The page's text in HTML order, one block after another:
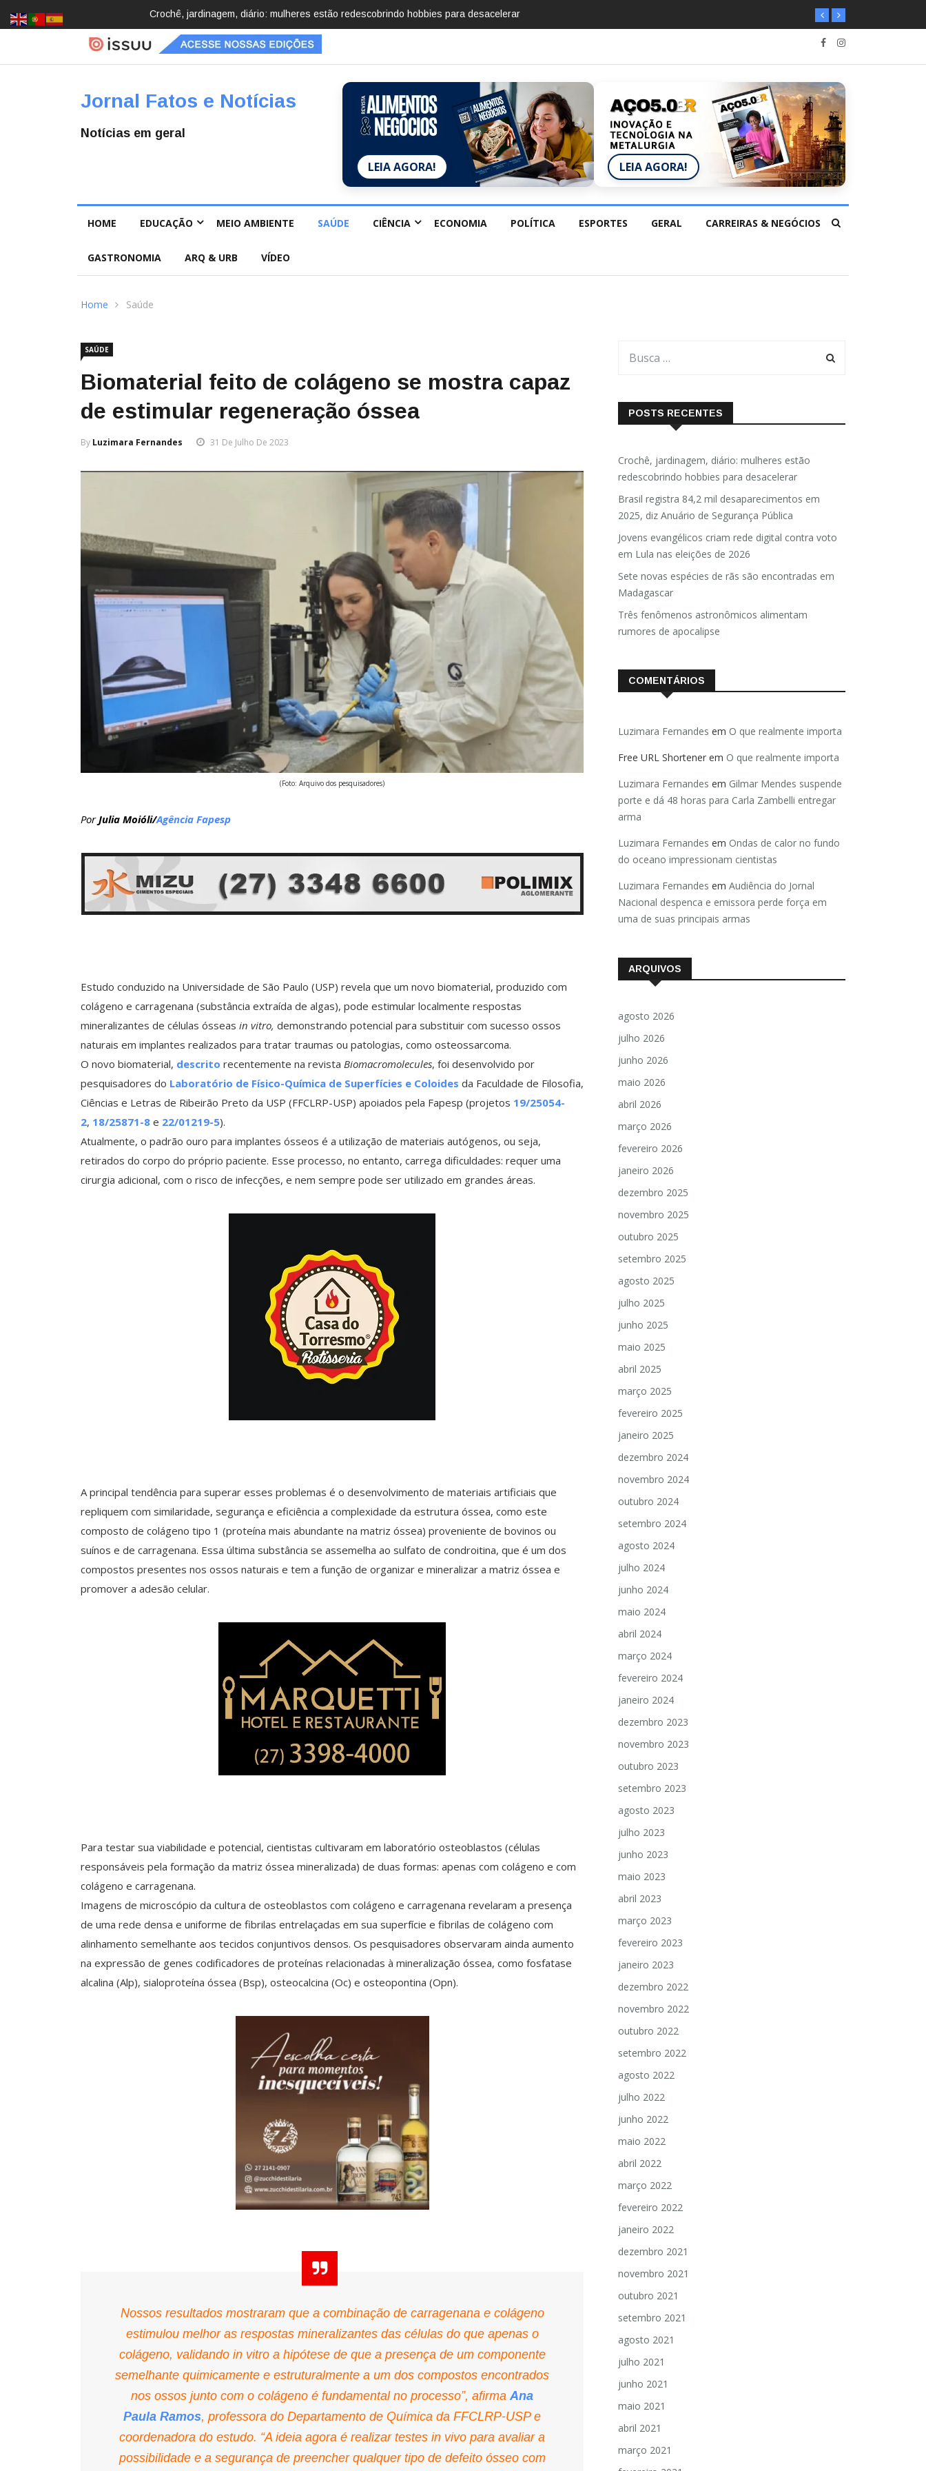
Brasil registra 84,2 mil desaparecimentos em 2025, diz Anuário de Segurança Pública
Jornal Fatos e Notícias
Notícias em geral
LEIA AGORA! LEIA AGORA!
HOME EDUCAÇÃO MEIO AMBIENTE SAÚDE CIÊNCIA ECONOMIA POLÍTICA ESPORTES GERAL CARREIRAS & NEGÓCIOS
GASTRONOMIA ARQ & URB VÍDEO
Home Saúde
SAÚDE
Biomaterial feito de colágeno se mostra capaz
de estimular regeneração óssea
By Luzimara Fernandes 31 De Julho De 2023
(Foto: Arquivo dos pesquisadores)
PorJulia Moióli/Agência Fapesp
Estudo conduzido na Universidade de São Paulo (USP) revela que um novo biomaterial, produzido com
colágeno e carragenana (substância extraída de algas), pode estimular localmente respostas
mineralizantes de células ósseas in vitro, demonstrando potencial para substituir com sucesso ossos
naturais em implantes realizados para tratar traumas ou patologias, como osteossarcoma.
O novo biomaterial, descrito recentemente na revista Biomacromolecules, foi desenvolvido por
pesquisadores do Laboratório de Físico-Química de Superfícies e Coloides da Faculdade de Filosofia,
Ciências e Letras de Ribeirão Preto da USP (FFCLRP-USP) apoiados pela Fapesp (projetos 19/25054-
2, 18/25871-8 e 22/01219-5).
Atualmente, o padrão ouro para implantes ósseos é a utilização de materiais autógenos, ou seja,
retirados do corpo do próprio paciente. Esse processo, no entanto, carrega dificuldades: requer uma
cirurgia adicional, com o risco de infecções, e nem sempre pode ser utilizado em grandes áreas.
A principal tendência para superar esses problemas é o desenvolvimento de materiais artificiais que
repliquem com similaridade, segurança e eficiência a complexidade da estrutura óssea, como este
composto de colágeno tipo 1 (proteína mais abundante na matriz óssea) proveniente de bovinos ou
suínos e de carragenana. Essa última substância se assemelha ao sulfato de condroitina, que é um dos
compostos presentes nos ossos naturais e tem a função de organizar e mineralizar a matriz óssea e
promover a adesão celular.
Para testar sua viabilidade e potencial, cientistas cultivaram em laboratório osteoblastos (células
responsáveis pela formação da matriz óssea mineralizada) de duas formas: apenas com colágeno e com
colágeno e carragenana.
Imagens de microscópio da cultura de osteoblastos com colágeno e carragenana revelaram a presença
de uma rede densa e uniforme de fibrilas entrelaçadas em sua superfície e fibrilas de colágeno com
alinhamento semelhante aos tecidos conjuntivos densos. Os pesquisadores observaram ainda aumento
na expressão de genes codificadores de proteínas relacionadas à mineralização óssea, como fosfatase
alcalina (Alp), sialoproteína óssea (Bsp), osteocalcina (Oc) e osteopontina (Opn).
Nossos resultados mostraram que a combinação de carragenana e colágeno
estimulou melhor as respostas mineralizantes das células do que apenas o
colágeno, validando in vitro a hipótese de que a presença de um componente
semelhante quimicamente e estruturalmente a um dos compostos encontrados
nos ossos junto com o colágeno é fundamental no processo”, afirma Ana
Paula Ramos, professora do Departamento de Química da FFCLRP-USP e
coordenadora do estudo. “A ideia agora é realizar testes in vivo para avaliar a
possibilidade e a segurança de preencher qualquer tipo de defeito ósseo com
POSTS RECENTES
Crochê, jardinagem, diário: mulheres estão
redescobrindo hobbies para desacelerar
Brasil registra 84,2 mil desaparecimentos em
2025, diz Anuário de Segurança Pública
Jovens evangélicos criam rede digital contra voto
em Lula nas eleições de 2026
Sete novas espécies de rãs são encontradas em
Madagascar
Três fenômenos astronômicos alimentam
rumores de apocalipse
COMENTÁRIOS
Luzimara Fernandes em O que realmente importa
Free URL Shortener em O que realmente importa
Luzimara Fernandes em Gilmar Mendes suspende
porte e dá 48 horas para Carla Zambelli entregar
arma
Luzimara Fernandes em Ondas de calor no fundo
do oceano impressionam cientistas
Luzimara Fernandes em Audiência do Jornal
Nacional despenca e emissora perde força em
uma de suas principais armas
ARQUIVOS
agosto 2026
julho 2026
junho 2026
maio 2026
abril 2026
março 2026
fevereiro 2026
janeiro 2026
dezembro 2025
novembro 2025
outubro 2025
setembro 2025
agosto 2025
julho 2025
junho 2025
maio 2025
abril 2025
março 2025
fevereiro 2025
janeiro 2025
dezembro 2024
novembro 2024
outubro 2024
setembro 2024
agosto 2024
julho 2024
junho 2024
maio 2024
abril 2024
março 2024
fevereiro 2024
janeiro 2024
dezembro 2023
novembro 2023
outubro 2023
setembro 2023
agosto 2023
julho 2023
junho 2023
maio 2023
abril 2023
março 2023
fevereiro 2023
janeiro 2023
dezembro 2022
novembro 2022
outubro 2022
setembro 2022
agosto 2022
julho 2022
junho 2022
maio 2022
abril 2022
março 2022
fevereiro 2022
janeiro 2022
dezembro 2021
novembro 2021
outubro 2021
setembro 2021
agosto 2021
julho 2021
junho 2021
maio 2021
abril 2021
março 2021